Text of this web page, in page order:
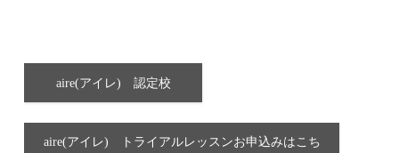
aire(アイレ) 認定校
aire(アイレ) トライアルレッスンお申込みはこち